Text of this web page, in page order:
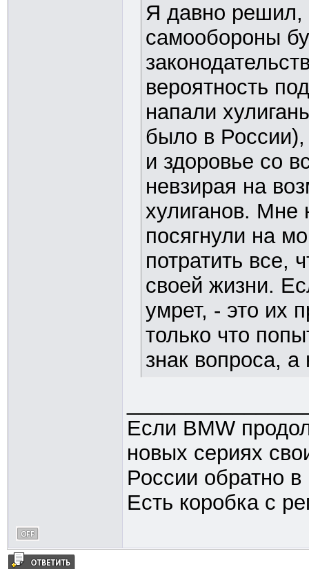
Я давно решил,
самообороны
вероятность
напали
было в
и здоровье со
невзирая на
хулиганов. Мне
посягнули на
потратить все,
своей жизни.
умрет, - это их
только что
знак вопроса, а
Если BMW
новых сериях
России обратно
Есть коробка с